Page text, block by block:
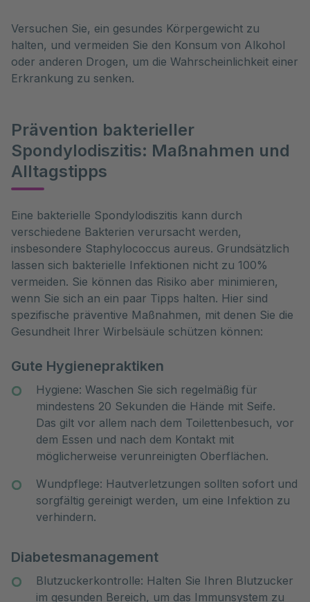
Versuchen Sie, ein gesundes Körpergewicht zu
halten, und vermeiden Sie den Konsum von Alkohol
oder anderen Drogen, um die Wahrscheinlichkeit einer
Erkrankung zu senken.
Prävention bakterieller
Spondylodiszitis: Maßnahmen und
Alltagstipps
Eine bakterielle Spondylodiszitis kann durch
verschiedene Bakterien verursacht werden,
insbesondere Staphylococcus aureus. Grundsätzlich
lassen sich bakterielle Infektionen nicht zu 100%
vermeiden. Sie können das Risiko aber minimieren,
wenn Sie sich an ein paar Tipps halten. Hier sind
spezifische präventive Maßnahmen, mit denen Sie die
Gesundheit Ihrer Wirbelsäule schützen können:
Gute Hygienepraktiken
Hygiene: Waschen Sie sich regelmäßig für
mindestens 20 Sekunden die Hände mit Seife.
Das gilt vor allem nach dem Toilettenbesuch, vor
dem Essen und nach dem Kontakt mit
möglicherweise verunreinigten Oberflächen.
Wundpflege: Hautverletzungen sollten sofort und
sorgfältig gereinigt werden, um eine Infektion zu
verhindern.
Diabetesmanagement
Blutzuckerkontrolle: Halten Sie Ihren Blutzucker
im gesunden Bereich, um das Immunsystem zu